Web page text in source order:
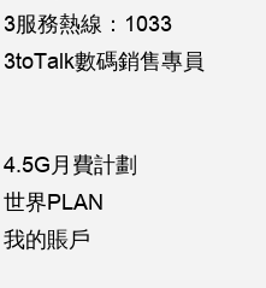
3服務熱線：1033
3toTalk數碼銷售專員
4.5G月費計劃
世界PLAN
我的賬戶